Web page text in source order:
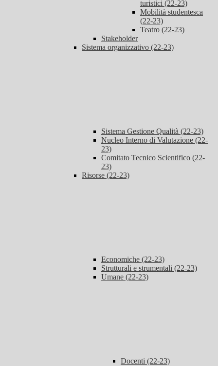
turistici (22-23)
Mobilità studentesca
(22-23)
Teatro (22-23)
Stakeholder
Sistema organizzativo (22-23)
Sistema Gestione Qualità (22-23)
Nucleo Interno di Valutazione (22-
23)
Comitato Tecnico Scientifico (22-
23)
Risorse (22-23)
Economiche (22-23)
Strutturali e strumentali (22-23)
Umane (22-23)
Docenti (22-23)